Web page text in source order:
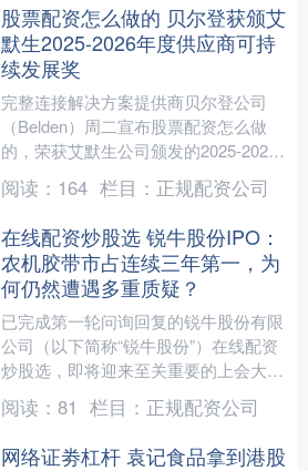
股票配资怎么做的 贝尔登获颁艾
默生2025-2026年度供应商可持
续发展奖
完整连接解决方案提供商贝尔登公司
（Belden）周二宣布股票配资怎么做
的，荣获艾默生公司颁发的2025-2026
年度供应商可持续发展奖。该奖项旨在
表彰在其全球供....
阅读： 164 栏目： 正规配资公司
在线配资炒股选 锐牛股份IPO：
农机胶带市占连续三年第一，为
何仍然遭遇多重质疑？
已完成第一轮问询回复的锐牛股份有限
公司（以下简称“锐牛股份”）在线配资
炒股选，即将迎来至关重要的上会大
考。 据悉，在农机圈里，锐牛股份并
不是泛泛之辈，2022年....
阅读： 81 栏目： 正规配资公司
网络证劵杠杆 袁记食品拿到港股